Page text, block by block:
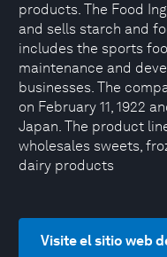
products. The Food
and sells starch and
includes the sports
maintenance and
businesses. The
on February 11, 1922
Japan. The product
wholesales sweets,
dairy products
Visite el sitio web